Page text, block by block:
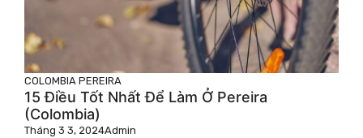
COLOMBIA PEREIRA
15 Điều Tốt Nhất Để Làm Ở Pereira
(Colombia)
Tháng 3 3, 2024Admin